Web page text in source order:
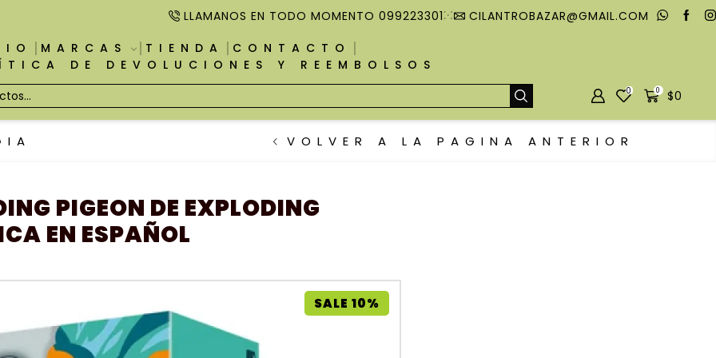
LLAMANOS EN TODO MOMENTO 099223301
CILANTROBAZAR@GMAIL.COM
MARCAS TIENDA
CONTACTO
DE DEVOLUCIONES Y REEMBOLSOS
0 0 $0
VOLVER A LA PAGINA ANTERIOR
PIGEON DE EXPLODING
EN ESPAÑOL
SALE 10%